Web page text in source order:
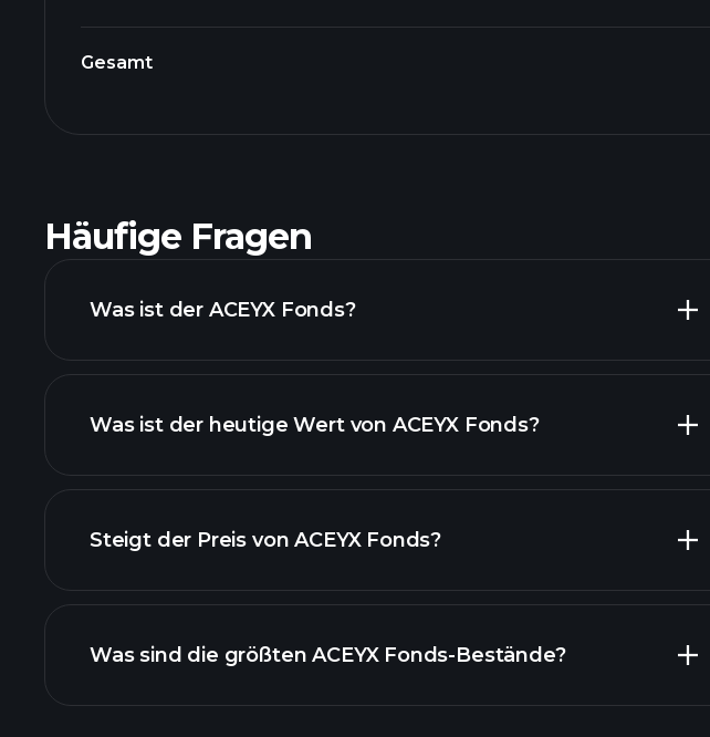
Gesamt
Häufige Fragen
Was ist der ACEYX Fonds?
Was ist der heutige Wert von ACEYX Fonds?
Steigt der Preis von ACEYX Fonds?
ACEYX Fonds-Chart
Was sind die größten ACEYX Fonds-Bestände?